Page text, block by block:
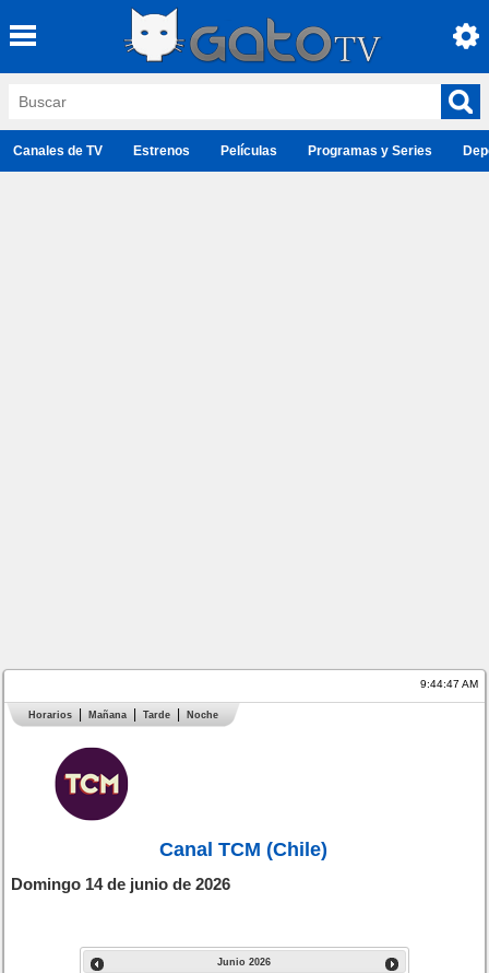
Canales de TV Estrenos Películas Programas y Series
9:44:47 AM
Horarios Mañana Tarde Noche
Canal TCM (Chile)
Domingo 14 de junio de 2026
Junio 2026